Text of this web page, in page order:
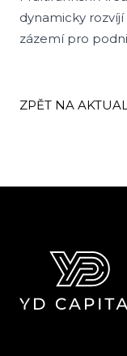
dynamicky
zázemí pro
ZPĚT NA